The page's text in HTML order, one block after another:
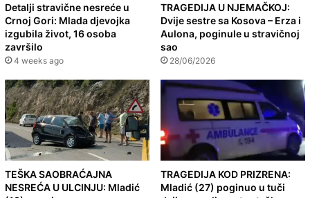
Detalji stravične nesreće u
Crnoj Gori: Mlada djevojka
izgubila život, 16 osoba
završilo
4 weeks ago
TRAGEDIJA U NJEMAČKOJ:
Dvije sestre sa Kosova – Erza i
Aulona, poginule u stravičnoj
sao
28/06/2026
TEŠKA SAOBRAĆAJNA
NESREĆA U ULCINJU: Mladić
TRAGEDIJA KOD PRIZRENA:
Mladić (27) poginuo u tuči